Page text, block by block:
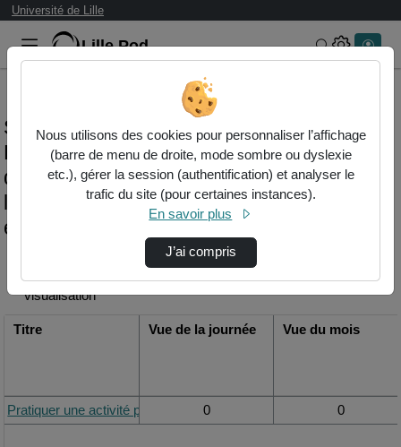
Université de Lille
Lille.Pod Rechercher
Statistiques de visualisation de la vidéo
Pratiquer une activité physique au cours
de sa grossesse: un point majeur lorsque
l'on vit avec un diabète gestationnel -
elodie lespagnol
visualisation
Titre Vue de la journée Vue du mois
Pratiquer une activité physique au cours de sa grossesse: un
0 0
Nous utilisons des cookies pour personnaliser l’affichage
(barre de menu de droite, mode sombre ou dyslexie
etc.), gérer la session (authentification) et analyser le
trafic du site (pour certaines instances).
En savoir plus
J’ai compris